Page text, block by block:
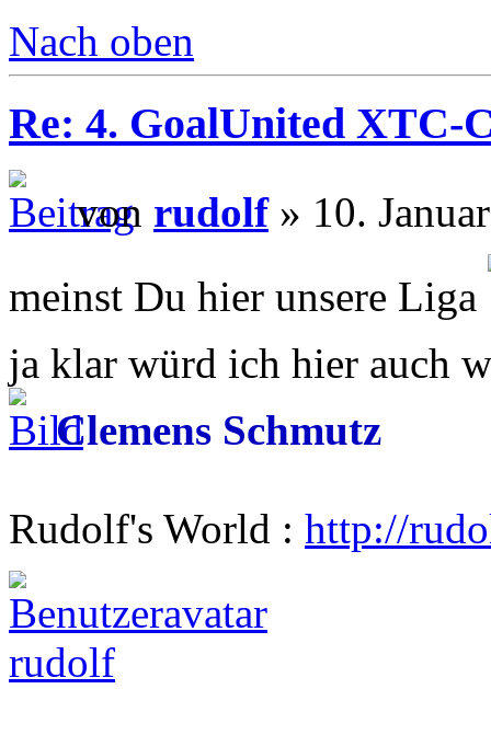
Nach oben
Re: 4. GoalUnited XTC-
von rudolf» 10.
meinst Du hier unsere Liga
ja klar würd ich hier auch
Clemens Schmutz
Rudolf's World : http://
rudolf